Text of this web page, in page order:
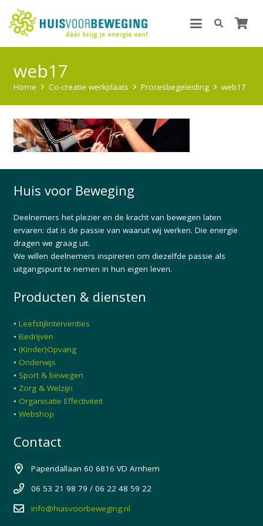
web17
Home Co-creatie werkplaats Procesbegeleiding web17
Huis voor Beweging
Deelnemers het plezier en de kracht van bewegen laten
ervaren: dat is de passie van waaruit wij werken. Die energie
dragen we graag uit.
We willen deelnemers inspireren om diezelfde passie als
uitgangspunt te nemen in hun eigen leven.
Producten & diensten
• Leefstijlinterventies
• Bedrijven
• (Kinder)Opvang
• Onderwijs
• Sport & bewegen
• Zorg & Welzijn
• Organisatie Effectiviteit
• Webshop
Contact
Papendallaan 60 6816 VD Arnhem
06 53 21 98 79 / 06 22 48 59 22
info@huisvoorbeweging.nl